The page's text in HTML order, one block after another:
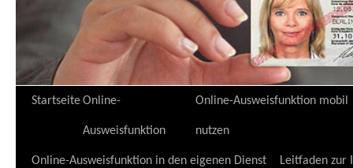
Zum
springen
StartseiteOnline-
Ausweisfunktion
Online-Ausweisfunktion mobil
nutzen
Online-Ausweisfunktion in den eigenen Dienst Leitfaden zur